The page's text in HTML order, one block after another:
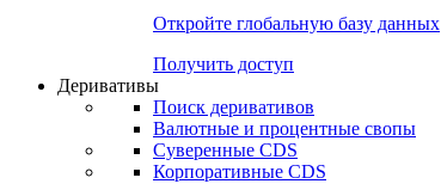
Откройте глобальную базу данных
Получить доступ
Деривативы
Поиск деривативов
Валютные и процентные свопы
Суверенные CDS
Корпоративные CDS